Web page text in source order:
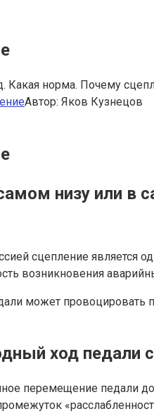
норма. Почему
Автор: Яков Кузнецов
низу или в
сцепление является
возникновения
может провоцировать
ход педали
перемещение педали